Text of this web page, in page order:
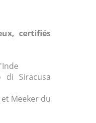
certifiés
di Siracusa
Meeker du